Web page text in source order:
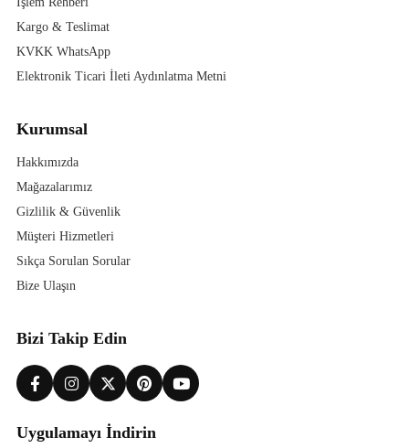
Kargo & Teslimat
KVKK WhatsApp
Elektronik Ticari İleti Aydınlatma Metni
Kurumsal
Hakkımızda
Mağazalarımız
Gizlilik & Güvenlik
Müşteri Hizmetleri
Sıkça Sorulan Sorular
Bize Ulaşın
Bizi Takip Edin
Uygulamayı İndirin